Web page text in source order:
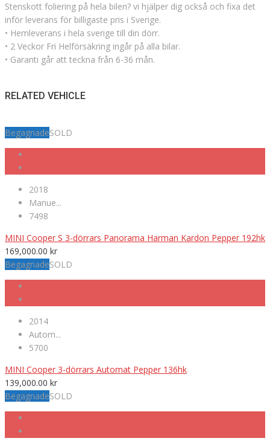
Stenskott foliering på hela bilen? vi hjälper dig också och fixa det
inför leverans för billigaste pris i Sverige.
• Hemleverans i hela sverige till din dörr.
• 2 Veckor Fri Helförsäkring ingår på alla bilar.
• Garanti går att teckna från 6-36 mån.
RELATED VEHICLE
BegagnadeSOLD
2018
Manue...
7498
MINI Cooper S 3-dörrars Panorama Harman Kardon Pepper 192hk
169,000.00 kr
BegagnadeSOLD
2014
Autom...
5700
MINI Cooper 3-dörrars Automat Pepper 136hk
139,000.00 kr
BegagnadeSOLD